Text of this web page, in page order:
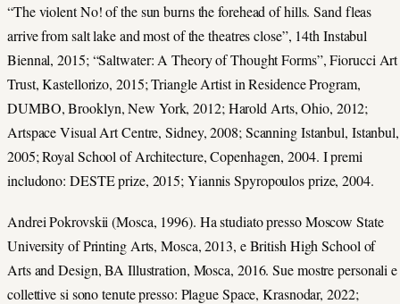
“The violent No! of the sun burns the forehead of hills. Sand fleas
arrive from salt lake and most of the theatres close”, 14th Instabul
Biennal, 2015; “Saltwater: A Theory of Thought Forms”, Fiorucci Art
Trust, Kastellorizo, 2015; Triangle Artist in Residence Program,
DUMBO, Brooklyn, New York, 2012; Harold Arts, Ohio, 2012;
Artspace Visual Art Centre, Sidney, 2008; Scanning Istanbul, Istanbul,
2005; Royal School of Architecture, Copenhagen, 2004. I premi
includono: DESTE prize, 2015; Yiannis Spyropoulos prize, 2004.
Andrei Pokrovskii (Mosca, 1996). Ha studiato presso Moscow State
University of Printing Arts, Mosca, 2013, e British High School of
Arts and Design, BA Illustration, Mosca, 2016. Sue mostre personali e
collettive si sono tenute presso: Plague Space, Krasnodar, 2022;